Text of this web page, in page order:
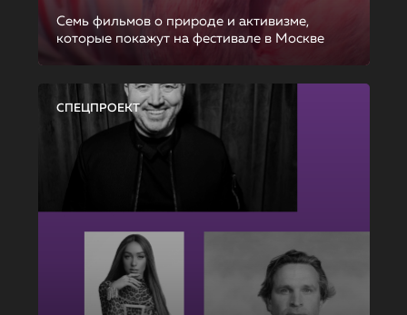
Семь фильмов о природе и активизме,
которые покажут на фестивале в Москве
СПЕЦПРОЕКТ